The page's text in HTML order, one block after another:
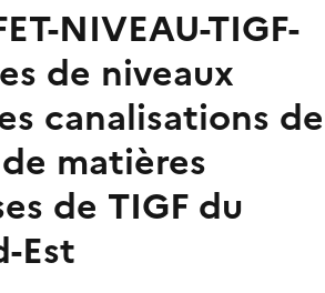
NIVEAU-TIGF-
de niveaux
canalisations de
matières
de TIGF du
Est